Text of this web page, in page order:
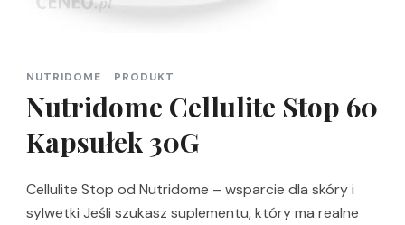
NUTRIDOME PRODUKT
Nutridome Cellulite Stop 60
Kapsułek 30G
Cellulite Stop od Nutridome – wsparcie dla skóry i
sylwetki Jeśli szukasz suplementu, który ma realne